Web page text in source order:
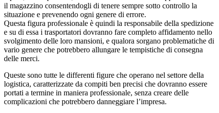
il magazzino consentendogli di tenere sempre sotto controllo la
situazione e prevenendo ogni genere di errore.
Questa figura professionale è quindi la responsabile della spedizione
e su di essa i trasportatori dovranno fare completo affidamento nello
svolgimento delle loro mansioni, e qualora sorgano problematiche di
vario genere che potrebbero allungare le tempistiche di consegna
delle merci.
Queste sono tutte le differenti figure che operano nel settore della
logistica, caratterizzate da compiti ben precisi che dovranno essere
portati a termine in maniera professionale, senza creare delle
complicazioni che potrebbero danneggiare l’impresa.